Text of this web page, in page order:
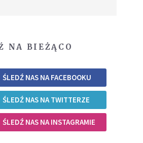
NA BIEŻĄCO
ŚLEDŹ NAS NA FACEBOOKU
ŚLEDŹ NAS NA TWITTERZE
ŚLEDŹ NAS NA INSTAGRAMIE